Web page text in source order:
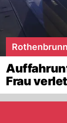
Frau